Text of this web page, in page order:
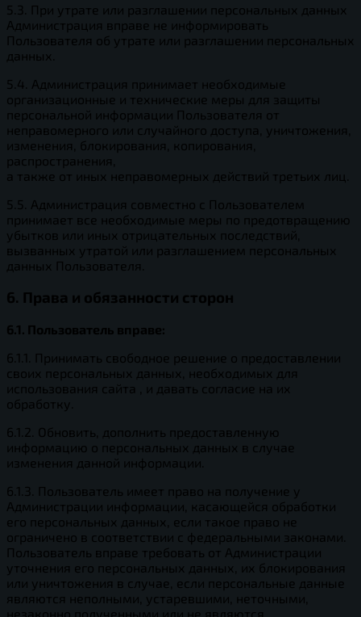
5.3. При утрате или разглашении персональных данных
Администрация вправе не информировать
Пользователя об утрате или разглашении персональных
данных.
5.4. Администрация принимает необходимые
организационные и технические меры для защиты
персональной информации Пользователя от
неправомерного или случайного доступа, уничтожения,
изменения, блокирования, копирования,
распространения,
а также от иных неправомерных действий третьих лиц.
5.5. Администрация совместно с Пользователем
принимает все необходимые меры по предотвращению
убытков или иных отрицательных последствий,
вызванных утратой или разглашением персональных
данных Пользователя.
6. Права и обязанности сторон
6.1. Пользователь вправе:
6.1.1. Принимать свободное решение о предоставлении
своих персональных данных, необходимых для
использования сайта , и давать согласие на их
обработку.
6.1.2. Обновить, дополнить предоставленную
информацию о персональных данных в случае
изменения данной информации.
6.1.3. Пользователь имеет право на получение у
Администрации информации, касающейся обработки
его персональных данных, если такое право не
ограничено в соответствии с федеральными законами.
Пользователь вправе требовать от Администрации
уточнения его персональных данных, их блокирования
или уничтожения в случае, если персональные данные
являются неполными, устаревшими, неточными,
незаконно полученными или не являются